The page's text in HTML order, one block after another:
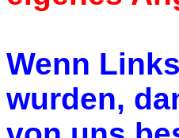
Wenn
wurden,